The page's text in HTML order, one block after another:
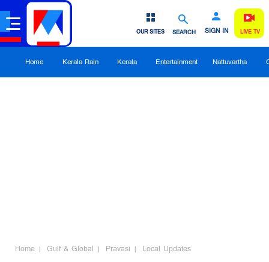
SEARCH SIGN IN
OUR SITES LIVE TV
Home Kerala Rain Kerala Entertainment Nattuvartha
Home Gulf & Global Pravasi Local Updates